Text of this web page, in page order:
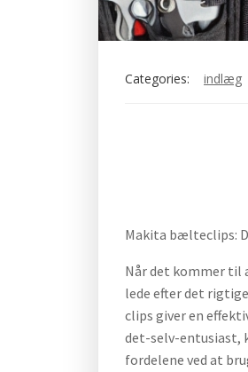
Categories: indlæg
Makita bælteclips:
Når det kommer til
lede efter det
clips giver en
det-selv-entusiast,
fordelene ved at